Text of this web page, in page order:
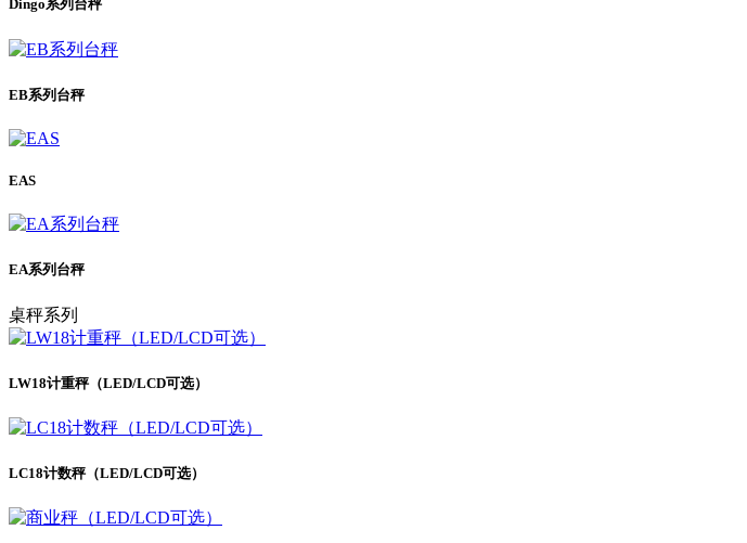
Dingo系列台秤
EB系列台秤
EAS
EA系列台秤
桌秤系列
LW18计重秤（LED/LCD可选）
LC18计数秤（LED/LCD可选）